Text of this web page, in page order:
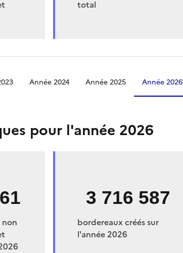
total
Année 2024 Année 2025 Année 2026
pour l'année 2026
3 716 587
bordereaux créés sur
l'année 2026